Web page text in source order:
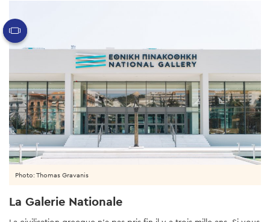
La Galerie Nationale
Photo: Thomas Gravanis